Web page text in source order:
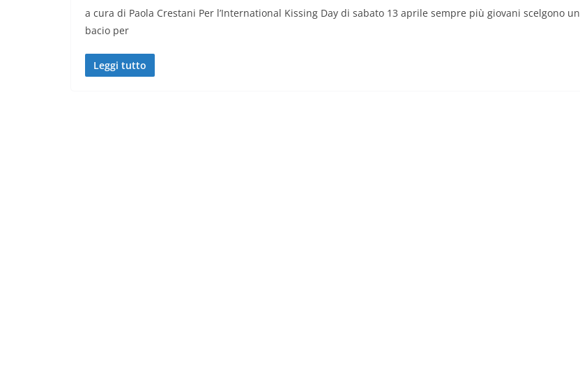
a cura di Paola Crestani Per l’International Kissing Day di sabato 13 aprile sempre più giovani scelgono un
bacio per
Leggi tutto